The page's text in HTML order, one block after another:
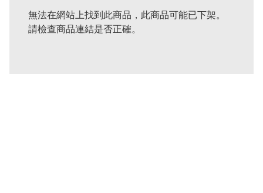
無法在網站上找到此商品，此商品可能已下架。
請檢查商品連結是否正確。